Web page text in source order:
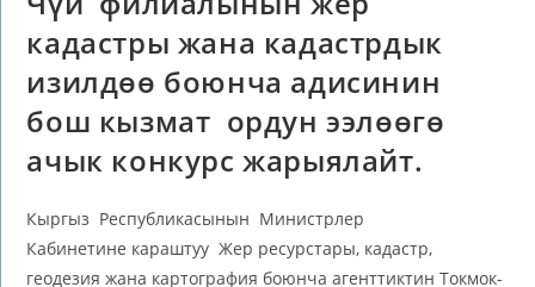
кадастры жана кадастрдык
изилдөө боюнча адисинин
бош кызмат ордун ээлөөгө
ачык конкурс жарыялайт.
Кыргыз Республикасынын Министрлер
Кабинетине караштуу Жер ресурстары, кадастр,
геодезия жана картография боюнча агенттиктин Токмок-